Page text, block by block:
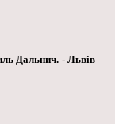
Дальнич. - Львів